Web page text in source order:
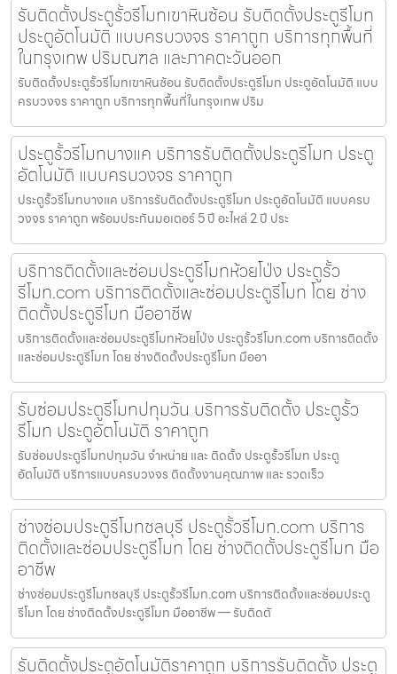
รับติดตั้งประตูรั้วรีโมทเขาหินซ้อน รับติดตั้งประตูรีโมท
ประตูอัตโนมัติ แบบครบวงจร ราคาถูก บริการทุกพื้นที่
ในกรุงเทพ ปริมณฑล และภาคตะวันออก
รับติดตั้งประตูรั้วรีโมทเขาหินซ้อน รับติดตั้งประตูรีโมท ประตูอัตโนมัติ แบบ
ครบวงจร ราคาถูก บริการทุกพื้นที่ในกรุงเทพ ปริม
ประตูรั้วรีโมทบางแค บริการรับติดตั้งประตูรีโมท ประตู
อัตโนมัติ แบบครบวงจร ราคาถูก
ประตูรั้วรีโมทบางแค บริการรับติดตั้งประตูรีโมท ประตูอัตโนมัติ แบบครบ
วงจร ราคาถูก พร้อมประกันมอเตอร์ 5 ปี อะไหล่ 2 ปี ประ
บริการติดตั้งและซ่อมประตูรีโมทห้วยโป่ง ประตูรั้ว
รีโมท.com บริการติดตั้งและซ่อมประตูรีโมท โดย ช่าง
ติดตั้งประตูรีโมท มืออาชีพ
บริการติดตั้งและซ่อมประตูรีโมทห้วยโป่ง ประตูรั้วรีโมท.com บริการติดตั้ง
และซ่อมประตูรีโมท โดย ช่างติดตั้งประตูรีโมท มืออา
รับซ่อมประตูรีโมทปทุมวัน บริการรับติดตั้ง ประตูรั้ว
รีโมท ประตูอัตโนมัติ ราคาถูก
รับซ่อมประตูรีโมทปทุมวัน จำหน่าย และ ติดตั้ง ประตูรั้วรีโมท ประตู
อัตโนมัติ บริการแบบครบวงจร ติดตั้งงานคุณภาพ และ รวดเร็ว
ช่างซ่อมประตูรีโมทชลบุรี ประตูรั้วรีโมท.com บริการ
ติดตั้งและซ่อมประตูรีโมท โดย ช่างติดตั้งประตูรีโมท มือ
อาชีพ
ช่างซ่อมประตูรีโมทชลบุรี ประตูรั้วรีโมท.com บริการติดตั้งและซ่อมประตู
รีโมท โดย ช่างติดตั้งประตูรีโมท มืออาชีพ — รับติดตั
รับติดตั้งประตูอัตโนมัติราคาถูก บริการรับติดตั้ง ประตู